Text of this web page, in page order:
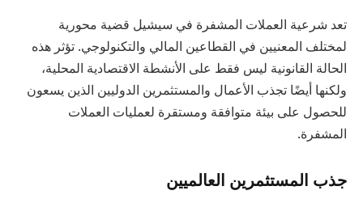
تعد شرعية العملات المشفرة في سيشيل قضية محورية
لمختلف المعنيين في القطاعين المالي والتكنولوجي. تؤثر هذه
الحالة القانونية ليس فقط على الأنشطة الاقتصادية المحلية،
ولكنها أيضًا تجذب الأعمال والمستثمرين الدوليين الذين يسعون
للحصول على بيئة متوافقة ومستقرة لعمليات العملات
المشفرة.
جذب المستثمرين العالميين